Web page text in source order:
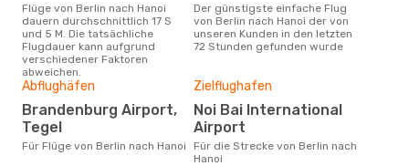
Flüge von Berlin nach Hanoi
dauern durchschnittlich 17 S
und 5 M. Die tatsächliche
Flugdauer kann aufgrund
verschiedener Faktoren
abweichen.
Der günstigste einfache Flug
von Berlin nach Hanoi der von
unseren Kunden in den letzten
72 Stunden gefunden wurde
Abflughäfen
Brandenburg Airport,
Tegel
Für Flüge von Berlin nach Hanoi
Zielflughafen
Noi Bai International
Airport
Für die Strecke von Berlin nach
Hanoi